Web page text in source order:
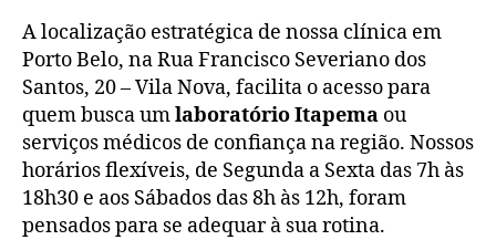
A localização estratégica de nossa clínica em
Porto Belo, na Rua Francisco Severiano dos
Santos, 20 – Vila Nova, facilita o acesso para
quem busca umlaboratório Itapema ou
serviços médicos de confiança na região. Nossos
horários flexíveis, de Segunda a Sexta das 7h às
18h30 e aos Sábados das 8h às 12h, foram
pensados para se adequar à sua rotina.